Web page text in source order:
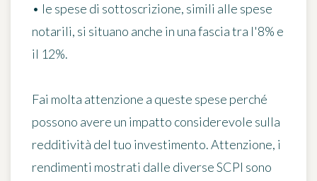
• le spese di sottoscrizione, simili alle spese
notarili, si situano anche in una fascia tra l'8% e
il 12%.
Fai molta attenzione a queste spese perché
possono avere un impatto considerevole sulla
redditività del tuo investimento. Attenzione, i
rendimenti mostrati dalle diverse SCPI sono